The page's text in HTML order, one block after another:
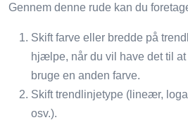
Gennem denne rude kan du
Skift farve eller bredde på
hjælpe, når du vil have det til
bruge en anden farve.
Skift trendlinjetype (lineær,
osv.).